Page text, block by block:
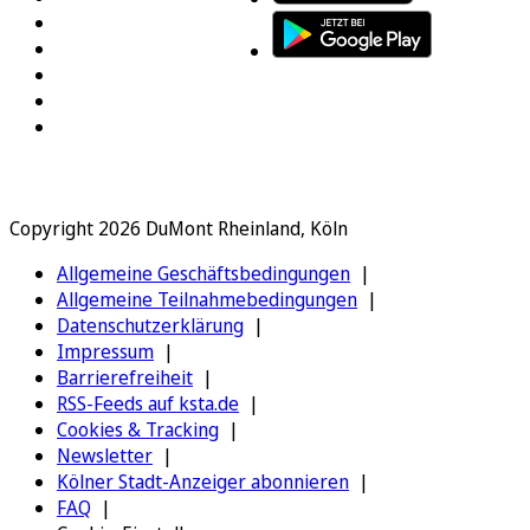
Copyright 2026 DuMont Rheinland, Köln
Allgemeine Geschäftsbedingungen
Allgemeine Teilnahmebedingungen
Datenschutzerklärung
Impressum
Barrierefreiheit
RSS-Feeds auf ksta.de
Cookies & Tracking
Newsletter
Kölner Stadt-Anzeiger abonnieren
FAQ